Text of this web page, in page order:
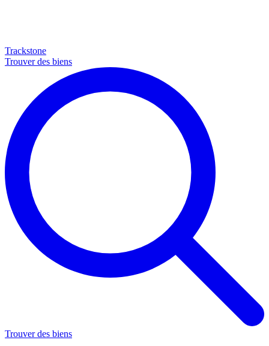
Trackstone
Trouver des biens
Trouver des biens